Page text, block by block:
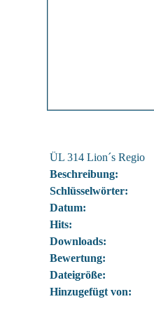
ÜL 314 Lion´s Regio
Beschreibung:
Schlüsselwörter:
Datum:
Hits:
Downloads:
Bewertung:
Dateigröße:
Hinzugefügt von: